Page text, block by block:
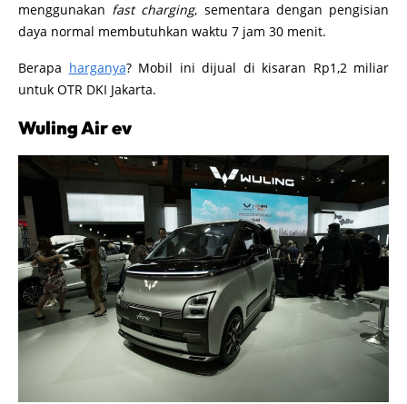
menggunakan fast charging, sementara dengan pengisian
daya normal membutuhkan waktu 7 jam 30 menit.
Berapa harganya? Mobil ini dijual di kisaran Rp1,2 miliar
untuk OTR DKI Jakarta.
Wuling Air ev